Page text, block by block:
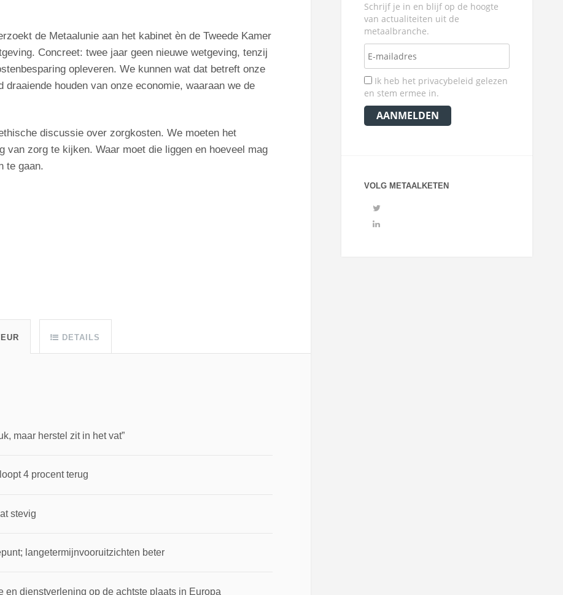
de Metaalunie aan het kabinet èn de Tweede Kamer
Concreet: twee jaar geen nieuwe wetgeving, tenzij
opleveren. We kunnen wat dat betreft onze
houden van onze economie, waaraan we de
discussie over zorgkosten. We moeten het
van zorg te kijken. Waar moet die liggen en hoeveel mag
te gaan.
DETAILS
maar herstel zit in het vat”
4 procent terug
stevig
langetermijnvooruitzichten beter
dienstverlening op de achtste plaats in Europa
Schrijf je in en blijf op de hoogte
van actualiteiten uit de
metaalbranche.
Ik heb het privacybeleid gelezen
en stem ermee in.
VOLG METAALKETEN